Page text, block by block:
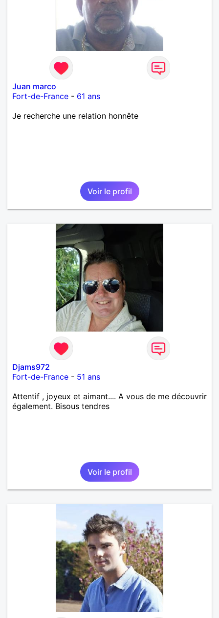
Juan marco
Fort-de-France - 61 ans
Je recherche une relation honnête
Voir le profil
Djams972
Fort-de-France - 51 ans
Attentif , joyeux et aimant.... A vous de me découvrir
également. Bisous tendres
Voir le profil